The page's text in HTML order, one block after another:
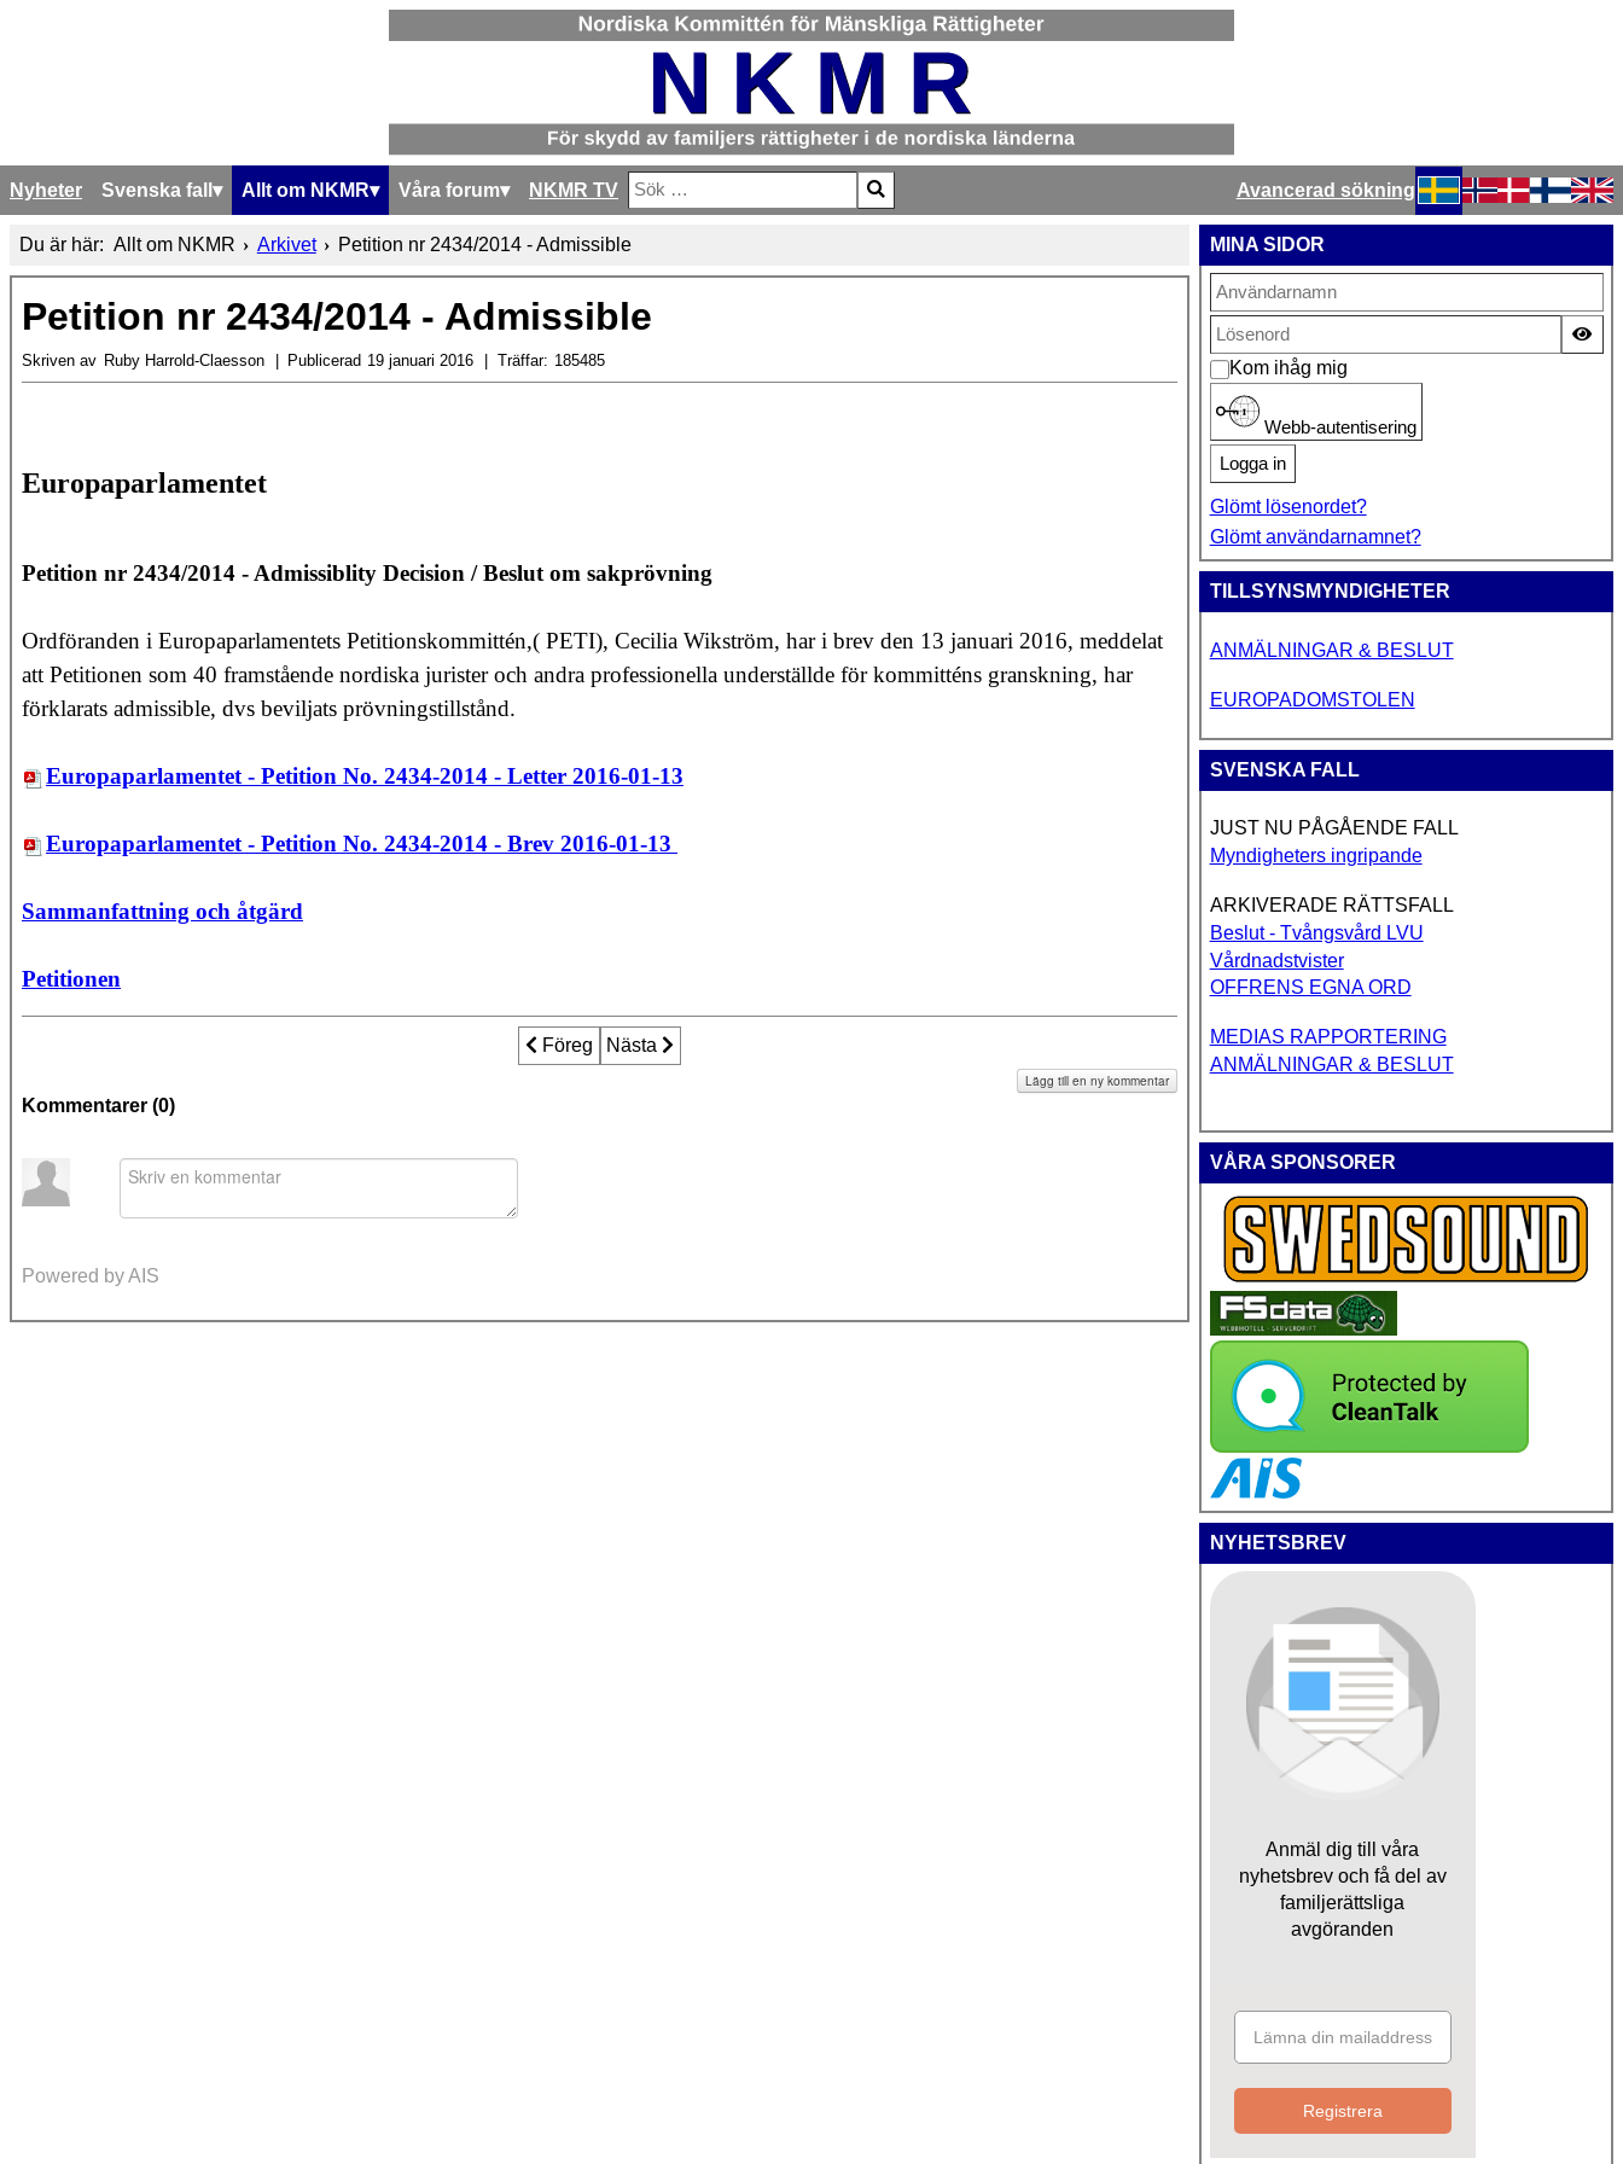
Nyheter Svenska fall Allt om NKMR Våra forum NKMR TV
Sök
Type 2 or more characters for results.
Avancerad sökning
Välj ditt språk
Du är här: Allt om NKMR Arkivet Petition nr 2434/2014 - Admissible
Petition nr 2434/2014 - Admissible
Skriven av Ruby Harrold-Claesson Publicerad 19 januari 2016 Träffar: 185485
Europaparlamentet
Petition nr 2434/2014 - Admissiblity Decision /Beslut om sakprövning
Ordföranden i Europaparlamentets Petitionskommittén,( PETI), Cecilia Wikström, har i brev den 13 januari 2016, meddelat
att Petitionen som 40 framstående nordiska jurister och andra professionella underställde för kommitténs granskning, har
förklarats admissible, dvs beviljats prövningstillstånd.
Europaparlamentet - Petition No. 2434-2014 - Letter 2016-01-13
Europaparlamentet - Petition No. 2434-2014 - Brev 2016-01-13
Sammanfattning och åtgärd
Petitionen
Föregående artikel: Personuppgiftslagen - Jur. kand., med. lic. Siv Westerbergs föredrag för Kristdemokraternas riksdagsgrupp
Föreg Nästa artikel: Pia Degermark: Det går alltid att komma tillbaka
Nästa
Kommentarer (0)
Lägg till en ny kommentar
Powered by AIS
MINA SIDOR
Kom ihåg mig
Webb-autentisering
Logga in
Glömt lösenordet?
Glömt användarnamnet?
TILLSYNSMYNDIGHETER
ANMÄLNINGAR & BESLUT
EUROPADOMSTOLEN
SVENSKA FALL
JUST NU PÅGÅENDE FALL
Myndigheters ingripande
ARKIVERADE RÄTTSFALL
Beslut - Tvångsvård LVU
Vårdnadstvister
OFFRENS EGNA ORD
MEDIAS RAPPORTERING
ANMÄLNINGAR & BESLUT
VÅRA SPONSORER
NYHETSBREV
Anmäl dig till våra
nyhetsbrev och få del av
familjerättsliga
avgöranden
Registrera